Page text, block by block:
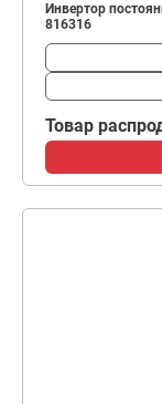
Инвертор
816316
Товар